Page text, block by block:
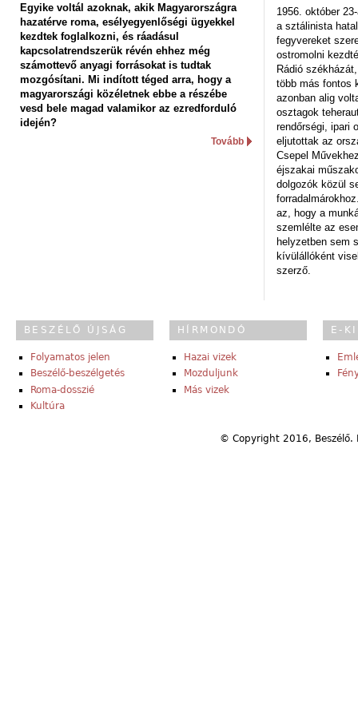
Egyike voltál azoknak, akik Magyarországra
hazatérve roma, esélyegyenlőségi ügyekkel
kezdtek foglalkozni, és ráadásul
kapcsolatrendszerük révén ehhez még
számottevő anyagi forrásokat is tudtak
mozgósítani. Mi indított téged arra, hogy a
magyarországi közéletnek ebbe a részébe
vesd bele magad valamikor az ezredforduló
idején?
Tovább
1956. október
a sztálinista
fegyvereket
ostromolni
Rádió
több más fontos
azonban alig
osztagok
rendőrségi, ipari
eljutottak az
Csepel
éjszakai
dolgozók közül
az, hogy a
szemlélte az
helyzetben sem
kívülállóként
szerző.
BESZÉLŐ ÚJSÁG
Folyamatos jelen
Beszélő-beszélgetés
Roma-dosszié
Kultúra
HÍRMONDÓ
Hazai vizek
Mozduljunk
Más vizek
E-
© Copyright 2016,